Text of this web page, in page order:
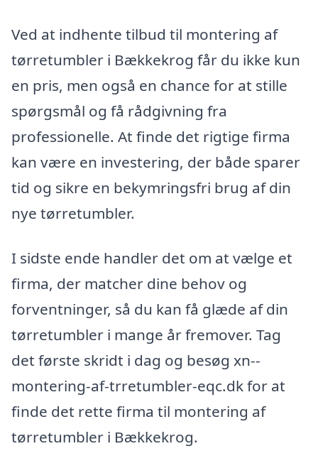
Ved at indhente tilbud til montering af
tørretumbler i Bækkekrog får du ikke kun
en pris, men også en chance for at stille
spørgsmål og få rådgivning fra
professionelle. At finde det rigtige firma
kan være en investering, der både sparer
tid og sikre en bekymringsfri brug af din
nye tørretumbler.
I sidste ende handler det om at vælge et
firma, der matcher dine behov og
forventninger, så du kan få glæde af din
tørretumbler i mange år fremover. Tag
det første skridt i dag og besøg xn--
montering-af-trretumbler-eqc.dk for at
finde det rette firma til montering af
tørretumbler i Bækkekrog.